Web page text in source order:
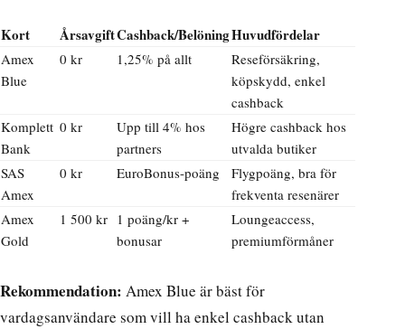
Kort ÅrsavgiftCashback/BelöningHuvudfördelar
Amex
Blue
0 kr 1,25% på allt
Reseförsäkring,
köpskydd, enkel
cashback
Komplett
Bank
0 kr
Upp till 4% hos
partners
Högre cashback hos
utvalda butiker
SAS
Amex
0 kr EuroBonus-poäng
Flygpoäng, bra för
frekventa resenärer
Amex
Gold
1 500 kr 1 poäng/kr +
bonusar
Loungeaccess,
premiumförmåner
Rekommendation: Amex Blue är bäst för
vardagsanvändare som vill ha enkel cashback utan